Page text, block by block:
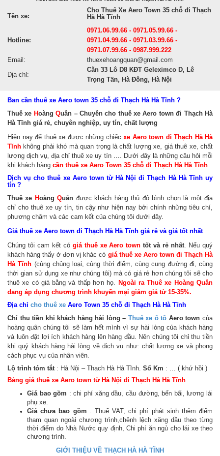
Tên xe:
Cho Thuê Xe Aero Town 35 chỗ đi Thạch
Hà Hà Tĩnh
Hotline:
0971.06.99.66 - 0971.05.99.66 -
0971.04.99.66 - 0971.03.99.66 -
0971.07.99.66 - 0987.999.222
Email:
thuexehoangquan@gmail.com
Địa chỉ:
Căn 33 Lô D8 KĐT Geleximco D, Lê
Trọng Tấn, Hà Đông, Hà Nội
Ban cần thuê xe Aero town 35 chỗ đi Thạch Hà Hà Tĩnh ?
Thuê xe HoàngQuân – Chuyên cho thuê xe Aero town đi Thạch Hà
Hà Tĩnh giá rẻ, chuyên nghiệp, uy tín, chất lượng
Hiện nay để thuê xe được những chiếc xe Aero town đi Thạch Hà Hà
Tĩnh không phải khó mà quan trọng là chất lượng xe, giá thuê xe, chất
lượng dịch vụ, địa chỉ thuê xe uy tín …. Dưới đây là những câu hỏi mỗi
khi khách hàng cần thuê xe Aero Town 35 chỗ đi Thạch Hà Hà Tĩnh
Dịch vụ cho thuê xe Aero town từ Hà Nội đi Thạch Hà Hà Tĩnh uy
tín ?
Thuê xe HoàngQuân được khách hàng thủ đô bình chọn là một địa
chỉ cho thuê xe uy tín, tin cậy như hiện nay bởi chính những tiêu chí,
phương châm và các cam kết của chúng tôi dưới đây.
Giá thuê xe Aero town đi Thạch Hà Hà Tĩnh giá rẻ và giá tốt nhất
Chúng tôi cam kết có giá thuê xe Aero town tốt và rẻ nhất. Nếu quý
khách hàng thấy ở đơn vị khác có giá thuê xe Aero town đi Thạch Hà
Hà Tĩnh (cùng chủng loại, cùng thời điểm, cùng cung đường đi, cùng
thời gian sử dụng xe như chúng tôi) mà có giá rẻ hơn chúng tôi sẽ cho
thuê xe có giá bằng và thấp hơn họ. Ngoài ra Thuê xe Hoàng Quân
đang áp dụng chương trình khuyến mại giảm giá từ 15-35%.
Địa chỉ cho thuê xe Aero Town 35 chỗ đi Thạch Hà Hà Tĩnh
Chỉ thu tiền khi khách hàng hài lòng – Thuê xe ô tô Aero town của
hoàng quân chúng tôi sẽ làm hết mình vì sự hài lòng của khách hàng
và luôn đặt lợi ích khách hàng lên hàng đầu. Nên chúng tôi chỉ thu tiền
khi quý khách hàng hài lòng về dịch vụ như: chất lượng xe và phong
cách phục vụ của nhân viên.
Lộ trình tóm tắt: Hà Nội – Thạch Hà Hà Tĩnh. Số Km : … ( khứ hồi )
Bảng giá thuê xe Aero town từ Hà Nội đi Thạch Hà Hà Tĩnh
Giá bao gồm : chi phí xăng dầu, cầu đường, bến bãi, lương lái
phụ xe.
Giá chưa bao gồm : Thuế VAT, chi phí phát sinh thêm điểm
tham quan ngoài chương trình,chênh lệch xăng dầu theo từng
thời điểm do Nhà Nước quy định, Chi phí ăn ngủ cho lái xe theo
chương trình.
GIỚI THIỆU VỀ THẠCH HÀ HÀ TĨNH